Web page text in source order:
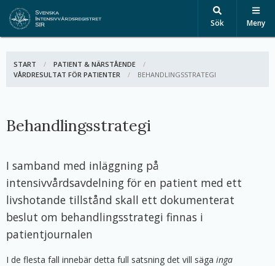
Sök Meny
START
PATIENT & NÄRSTÅENDE
VÅRDRESULTAT FÖR PATIENTER
AKTIV:
BEHANDLINGSSTRATEGI
Behandlingsstrategi
I samband med inläggning på
intensivvårdsavdelning för en patient med ett
livshotande tillstånd skall ett dokumenterat
beslut om behandlingsstrategi finnas i
patientjournalen
I de flesta fall innebär detta full satsning det vill säga inga